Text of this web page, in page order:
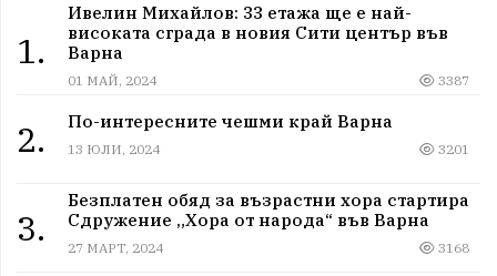
1.
Ивелин Михайлов: 33 етажа ще е най-
високата сграда в новия Сити център във
Варна
01 МАЙ, 2024 3387
2. По-интересните чешми край Варна
13 ЮЛИ, 2024 3201
3.
Безплатен обяд за възрастни хора стартира
Сдружение „Хора от народа“ във Варна
27 МАРТ, 2024 3168